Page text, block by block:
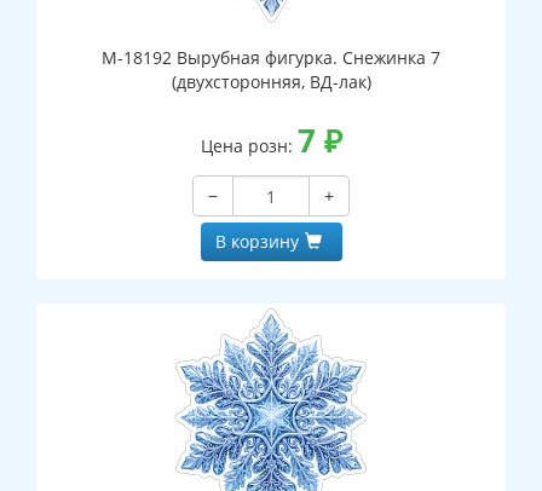
М-18192 Вырубная фигурка. Снежинка 7
(двухсторонняя, ВД-лак)
Цена розн: 7 ₽
−
+
В корзину